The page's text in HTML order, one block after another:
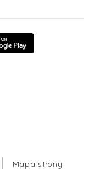
Mapa strony